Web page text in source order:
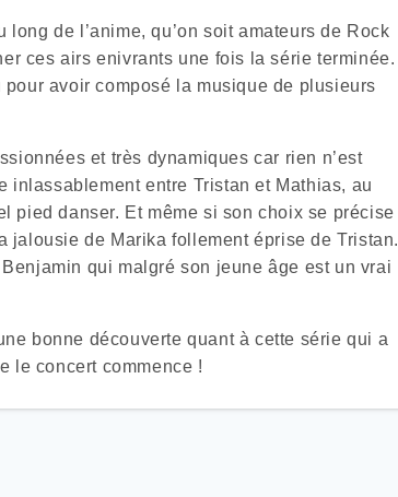
de l’anime, qu’on soit amateurs de Rock
ces airs enivrants une fois la série terminée.
avoir composé la musique de plusieurs
et très dynamiques car rien n’est
entre Tristan et Mathias, au
pied danser. Et même si son choix se précise
jalousie de Marika follement éprise de Tristan.
qui malgré son jeune âge est un vrai
bonne découverte quant à cette série qui a
le concert commence !